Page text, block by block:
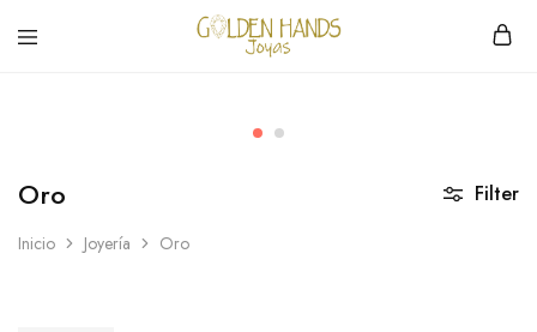
Oro
Inicio Joyería Oro
Filter